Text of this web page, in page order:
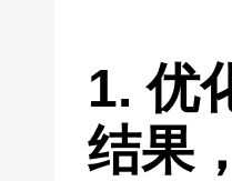
1. 优
结果